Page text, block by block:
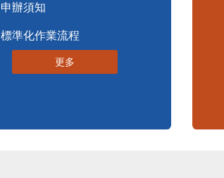
申辦須知
標準化作業流程
更多